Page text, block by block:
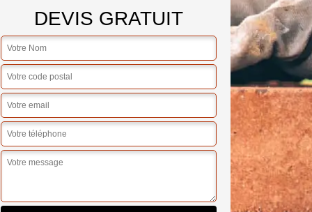
DEVIS GRATUIT